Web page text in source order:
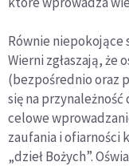
Równie niepokojące
Wierni zgłaszają, że
(bezpośrednio oraz
się na
celowe
zaufania i ofiarności
„dzieł Bożych”.